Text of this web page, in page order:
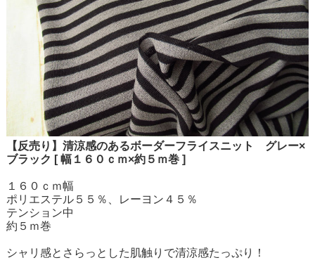
【反売り】清涼感のあるボーダーフライスニット グレー×
ブラック [ 幅１６０ｃｍ×約５ｍ巻 ]
１６０ｃｍ幅
ポリエステル５５％、レーヨン４５％
テンション中
約５ｍ巻
シャリ感とさらっとした肌触りで清涼感たっぷり！